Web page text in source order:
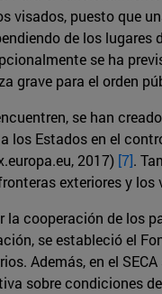
puesto que
de los lugares
se ha
grave para el orden
se han
Estados en el
2017) [7].
exteriores y los
cooperación de los
se estableció el
Además, en el
sobre condiciones